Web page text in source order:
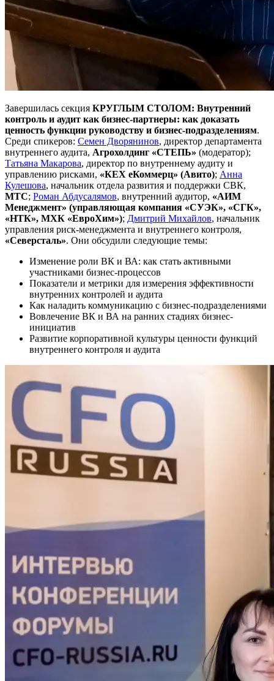
Завершилась секция КРУГЛЫМ СТОЛОМ: Внутренний
контроль и аудит как бизнес-партнеры: как доказать
ценность функции руководству и бизнес-подразделениям.
Среди спикеров: Семен Дворянинов, директор департамента
внутреннего аудита, Агрохолдинг «СТЕПЬ» (модератор);
Татьяна Макарова, директор по внутреннему аудиту и
управлению рисками, «КЕХ еКоммерц» (Авито); Анна
Кулешова, начальник отдела развития и поддержки СВК,
МТС; Роман Абдусалямов, внутренний аудитор, «АИМ
Менеджмент» (управляющая компания «СУЭК», «СГК»,
«НТК», МХК «ЕвроХим»); Дмитрий Михайлов, начальник
управления риск-менеджмента и внутреннего контроля,
«Северсталь». Они обсудили следующие темы:
Изменение роли ВК и ВА: как стать активными
участниками бизнес-процессов
Показатели и метрики для измерения эффективности
внутренних контролей и аудита
Как наладить коммуникацию с бизнес-подразделениями
Вовлечение ВК и ВА на ранних стадиях бизнес-
инициатив
Развитие корпоративной культуры ценности функций
внутреннего контроля и аудита